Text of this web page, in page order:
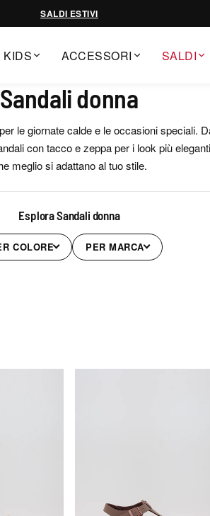
SALDI ESTIVI
KIDS ACCESSORI SALDI
Sandali donna
le giornate calde e le occasioni speciali.
con tacco e zeppa per i look più
meglio si adattano al tuo stile.
Esplora Sandali donna
COLORE PER MARCA